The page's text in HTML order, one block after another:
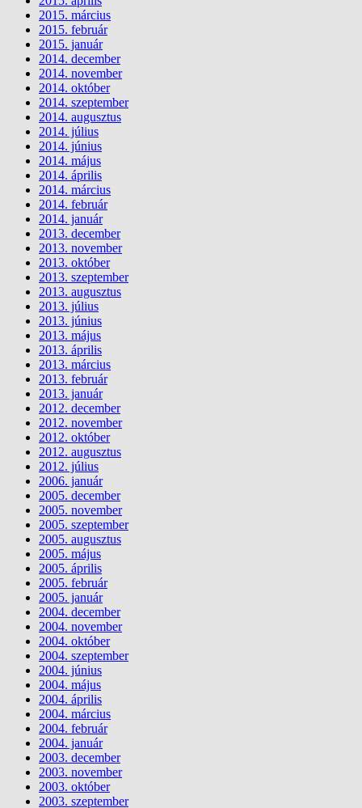
2015. március
2015. február
2015. január
2014. december
2014. november
2014. október
2014. szeptember
2014. augusztus
2014. július
2014. június
2014. május
2014. április
2014. március
2014. február
2014. január
2013. december
2013. november
2013. október
2013. szeptember
2013. augusztus
2013. július
2013. június
2013. május
2013. április
2013. március
2013. február
2013. január
2012. december
2012. november
2012. október
2012. augusztus
2012. július
2006. január
2005. december
2005. november
2005. szeptember
2005. augusztus
2005. május
2005. április
2005. február
2005. január
2004. december
2004. november
2004. október
2004. szeptember
2004. június
2004. május
2004. április
2004. március
2004. február
2004. január
2003. december
2003. november
2003. október
2003. szeptember